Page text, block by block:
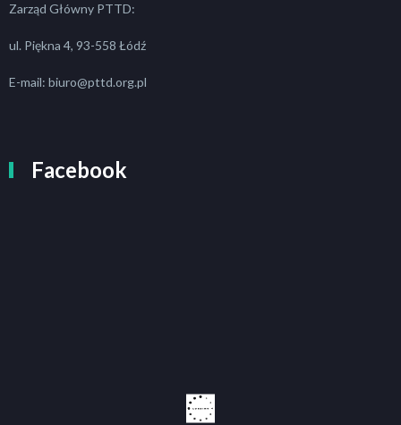
Zarząd Główny PTTD:
ul. Piękna 4, 93-558 Łódź
E-mail: biuro@pttd.org.pl
Facebook